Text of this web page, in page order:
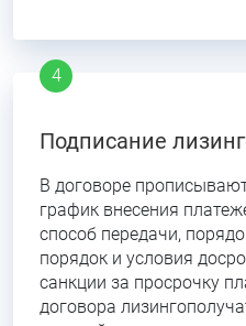
Подписание
В договоре
график внесения
способ передачи,
порядок и условия
санкции за просрочку
договора